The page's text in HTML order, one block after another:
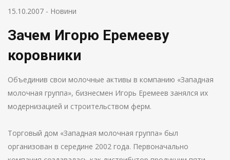
15.10.2007 - Новини
Зачем Игорю Еремееву
коровники
Объединив свои молочные активы в компанию «Западная
молочная группа», бизнесмен Игорь Еремеев занялся их
модернизацией и строительством ферм.
Торговый дом «Западная молочная группа» был
организован в середине 2002 года. Первоначально